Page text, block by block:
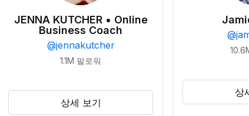
JENNA KUTCHER • Online
Business Coach
@jennakutcher
1.1M 팔로워
상세 보기
@
상